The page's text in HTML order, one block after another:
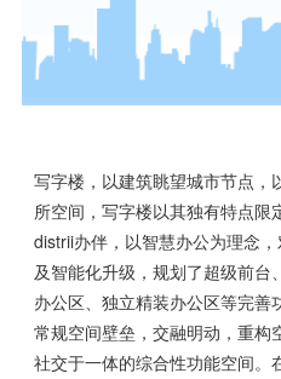
写字楼，以建筑眺望城市节点，
所空间，写字楼以其独有特点限
distrii办伴，以智慧办公为理念
及智能化升级，规划了超级前台
办公区、独立精装办公区等完善
常规空间壁垒，交融明动，重构
社交于一体的综合性功能空间。